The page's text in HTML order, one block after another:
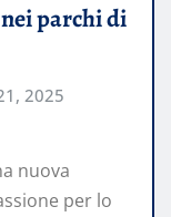
parchi di
2025
nuova
per lo